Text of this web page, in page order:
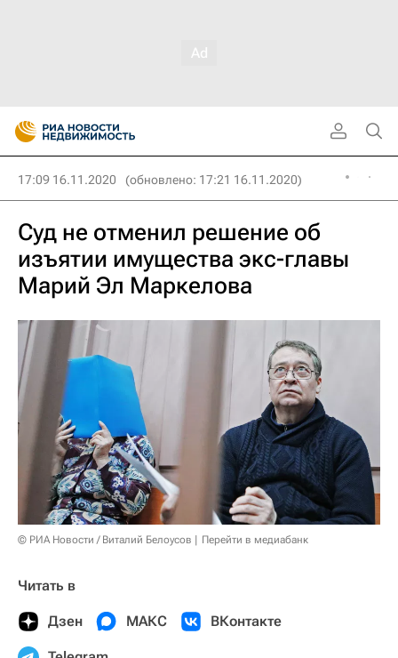
17:09 16.11.2020 (обновлено: 17:21 16.11.2020)
Суд не отменил решение об
изъятии имущества экс-главы
Марий Эл Маркелова
© РИА Новости / Виталий Белоусов Перейти в медиабанк
Читать в
Дзен МАКС ВКонтакте